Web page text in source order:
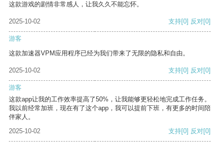
这款游戏的剧情非常感人，让我久久不能忘怀。
2025-10-02 支持[0] 反对[0]
游客
这款加速器VPM应用程序已经为我们带来了无限的隐私和自由。
2025-10-02 支持[0] 反对[0]
游客
这款app让我的工作效率提高了50%，让我能够更轻松地完成工作任务。
我以前经常加班，现在有了这个app，我可以提前下班，有更多的时间陪
伴家人。
2025-10-02
支持[0] 反对[0]